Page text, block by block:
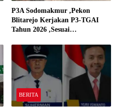
P3A Sodomakmur ,Pekon
Blitarejo Kerjakan P3-TGAI
Tahun 2026 ,Sesuai
BERITA